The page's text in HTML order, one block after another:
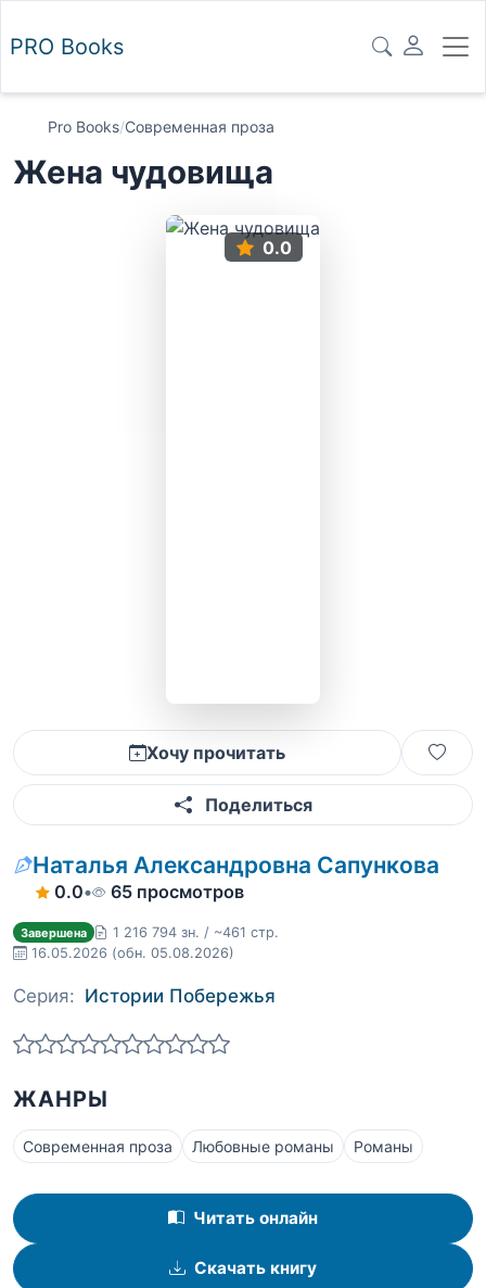
PRO Books
Pro Books/Современная проза
Жена чудовища
0.0
Хочу прочитать
Поделиться
Наталья Александровна Сапункова
0.0• 65 просмотров
Завершена
1 216 794 зн. / ~461 стр.
16.05.2026 (обн. 05.08.2026)
Серия: Истории Побережья
ЖАНРЫ
Современная проза Любовные романы Романы
Читать онлайн
Скачать книгу